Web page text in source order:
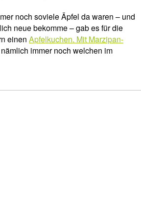
noch soviele Äpfel da waren – und
neue bekomme – gab es für die
einen Apfelkuchen. Mit Marzipan-
immer noch welchen im